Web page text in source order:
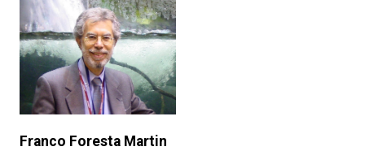
Franco Foresta Martin